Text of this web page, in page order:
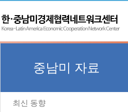
중남미 자료
최신 동향